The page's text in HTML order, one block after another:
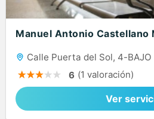
Manuel Antonio Castellano
Calle Puerta del Sol, 4-
6 (1 valoración)
Ver